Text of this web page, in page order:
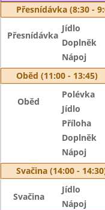
Přesnídávka (8:30 -
Přesnídávka
Jídlo
Doplněk
Nápoj
Oběd (11:00 - 13:45)
Oběd
Polévka
Jídlo
Příloha
Doplněk
Nápoj
Svačina (14:00 -
Svačina
Jídlo
Nápoj